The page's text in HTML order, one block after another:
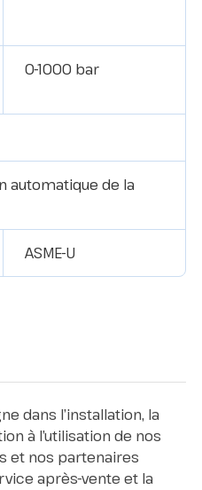
0-1000 bar
automatique de la
ASME-U
dans l’installation, la
à l’utilisation de nos
et nos partenaires
après-vente et la